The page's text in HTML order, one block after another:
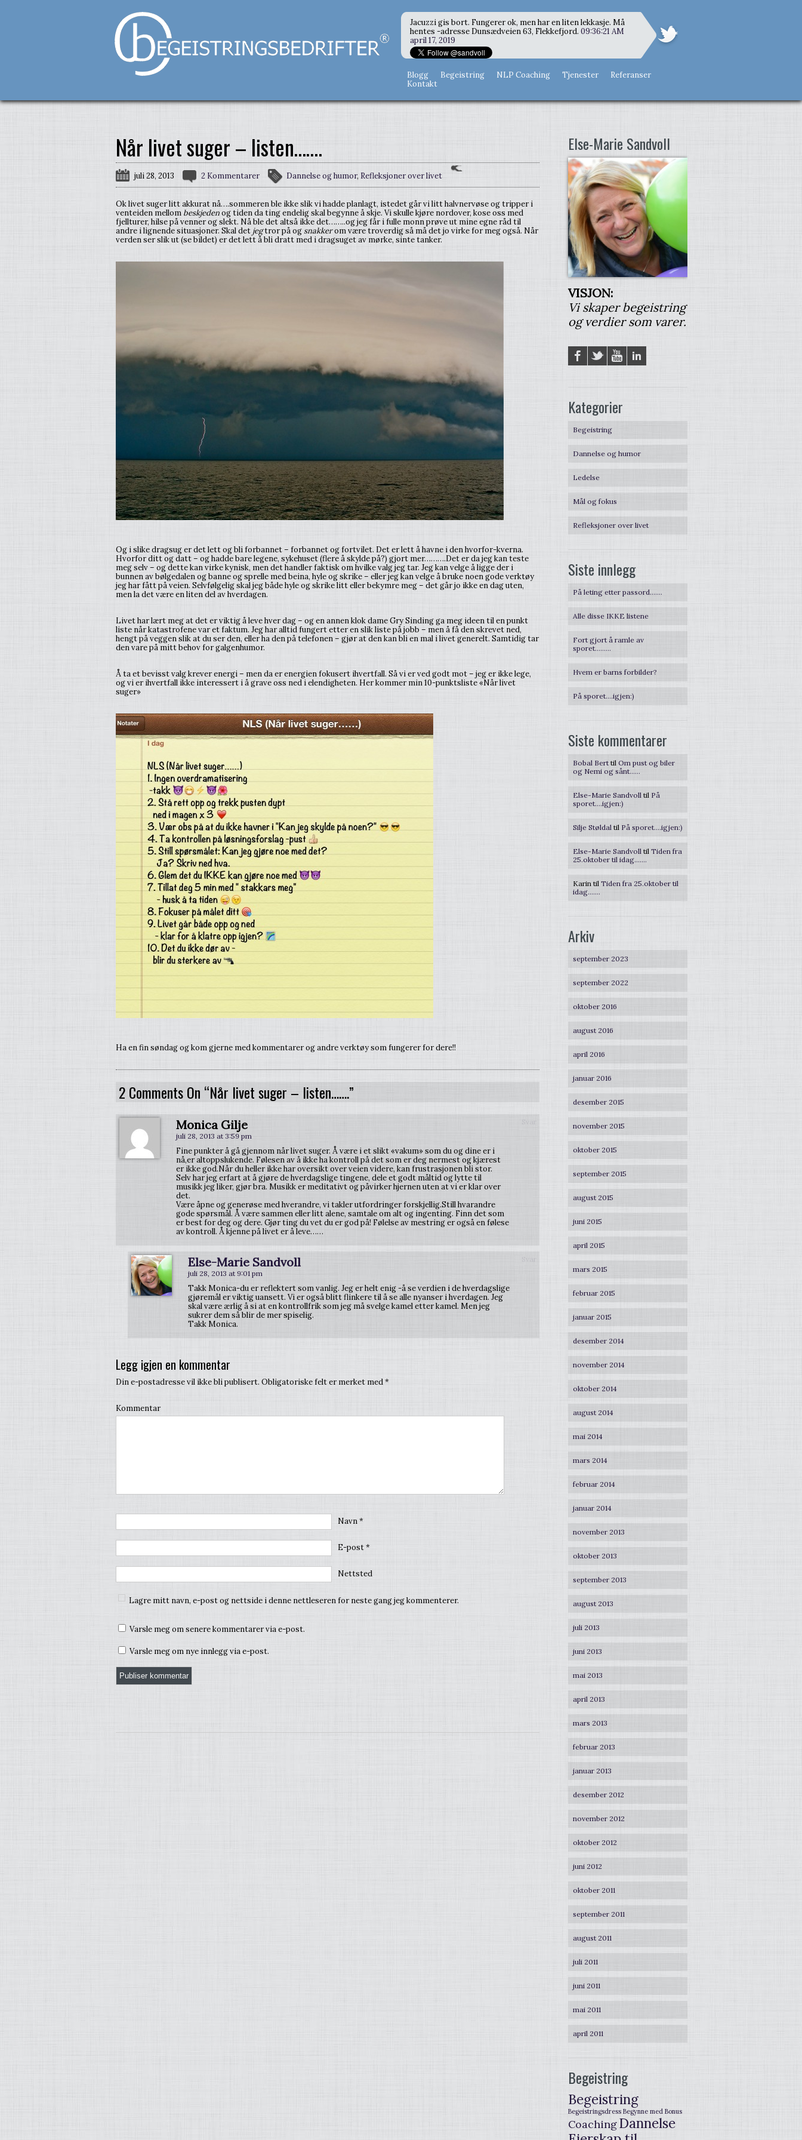
Jacuzzi gis bort. Fungerer ok, men har en liten lekkasje. Må
hentes -adresse Dunsædveien 63, Flekkefjord. 09:36:21 AM
april 17, 2019
Blogg Begeistring NLP Coaching Tjenester
Referanser
Kontakt
Når livet suger – listen…….
juli 28, 2013 2 Kommentarer Dannelse og humor, Refleksjoner over livet
Ok livet suger litt akkurat nå….sommeren ble ikke slik vi hadde planlagt, istedet går vi litt halvnervøse og tripper i
venteiden mellom beskjedenog tiden da ting endelig skal begynne å skje. Vi skulle kjøre nordover, kose oss med
fjellturer, hilse på venner og slekt. Nå ble det altså ikke det……..og jeg får i fulle monn prøve ut mine egne råd til
andre i lignende situasjoner. Skal det jegtror på ogsnakkerom være troverdig så må det jo virke for meg også. Når
verden ser slik ut (se bildet) er det lett å bli dratt med i dragsuget av mørke, sinte tanker.
Og i slike dragsug er det lett og bli forbannet – forbannet og fortvilet. Det er lett å havne i den hvorfor-kverna.
Hvorfor ditt og datt – og hadde bare legene, sykehuset (flere å skylde på?) gjort mer……….Det er da jeg kan teste
meg selv – og dette kan virke kynisk, men det handler faktisk om hvilke valg jeg tar. Jeg kan velge å ligge der i
bunnen av bølgedalen og banne og sprelle med beina, hyle og skrike – eller jeg kan velge å bruke noen gode verktøy
jeg har fått på veien. Selvfølgelig skal jeg både hyle og skrike litt eller bekymre meg – det går jo ikke en dag uten,
men la det være en liten del av hverdagen.
Livet har lært meg at det er viktig å leve hver dag – og en annen klok dame Gry Sinding ga meg ideen til en punkt
liste når katastrofene var et faktum. Jeg har alltid fungert etter en slik liste på jobb – men å få den skrevet ned,
hengt på veggen slik at du ser den, eller ha den på telefonen – gjør at den kan bli en mal i livet generelt. Samtidig tar
den vare på mitt behov for galgenhumor.
Å ta et bevisst valg krever energi – men da er energien fokusert ihvertfall. Så vi er ved godt mot – jeg er ikke lege,
og vi er ihvertfall ikke interessert i å grave oss ned i elendigheten. Her kommer min 10-punktsliste «Når livet
suger»
Ha en fin søndag og kom gjerne med kommentarer og andre verktøy som fungerer for dere!!
2 Comments On “Når livet suger – listen…….”
Monica Gilje
juli 28, 2013 at 3:59 pm
Fine punkter å gå gjennom når livet suger. Å være i et slikt «vakum» som du og dine er i
nå,er altoppslukende. Følesen av å ikke ha kontroll på det som er deg nermest og kjærest
er ikke god.Når du heller ikke har oversikt over veien videre, kan frustrasjonen bli stor.
Selv har jeg erfart at å gjøre de hverdagslige tingene, dele et godt måltid og lytte til
musikk jeg liker, gjør bra. Musikk er meditativt og påvirker hjernen uten at vi er klar over
det.
Være åpne og generøse med hverandre, vi takler utfordringer forskjellig.Still hvarandre
gode spørsmål. Å være sammen eller litt alene, samtale om alt og ingenting. Finn det som
er best for deg og dere. Gjør ting du vet du er god på! Følelse av mestring er også en følese
av kontroll. Å kjenne på livet er å leve……
Else-Marie Sandvoll
juli 28, 2013 at 9:01 pm
Takk Monica-du er reflektert som vanlig. Jeg er helt enig -å se verdien i de hverdagslige
gjøremål er viktig uansett. Vi er også blitt flinkere til å se alle nyanser i hverdagen. Jeg
skal være ærlig å si at en kontrollfrik som jeg må svelge kamel etter kamel. Men jeg
sukrer dem så blir de mer spiselig.
Takk Monica.
Legg igjen en kommentar
Din e-postadresse vil ikke bli publisert. Obligatoriske felt er merket med*
Kommentar
Navn*
E-post*
Nettsted
Lagre mitt navn, e-post og nettside i denne nettleseren for neste gang jeg kommenterer.
Varsle meg om senere kommentarer via e-post.
Varsle meg om nye innlegg via e-post.
Else-Marie Sandvoll
VISJON:
Vi skaper begeistring
og verdier som varer.
FacebookTwitter YouTube
Kategorier
Begeistring
Dannelse og humor
Ledelse
Mål og fokus
Refleksjoner over livet
Siste innlegg
På leting etter passord…….
Alle disse IKKE listene
Fort gjort å ramle av
sporet………
Hvem er barns forbilder?
På sporet….igjen:)
Siste kommentarer
Bobal Bert til Om pust og biler
og Nemi og sånt……
Else-Marie Sandvoll til På
sporet….igjen:)
Silje Støldal til På sporet….igjen:)
Else-Marie Sandvoll til Tiden fra
25.oktober til idag…….
Karin til Tiden fra 25.oktober til
idag…….
Arkiv
september 2023
september 2022
oktober 2016
august 2016
april 2016
januar 2016
desember 2015
november 2015
oktober 2015
september 2015
august 2015
juni 2015
april 2015
mars 2015
februar 2015
januar 2015
desember 2014
november 2014
oktober 2014
august 2014
mai 2014
mars 2014
februar 2014
januar 2014
november 2013
oktober 2013
september 2013
august 2013
juli 2013
juni 2013
mai 2013
april 2013
mars 2013
februar 2013
januar 2013
desember 2012
november 2012
oktober 2012
juni 2012
oktober 2011
september 2011
august 2011
juli 2011
juni 2011
mai 2011
april 2011
Begeistring
Begeistring
Begeistringsdress Begynne med Bonus
CoachingDannelse